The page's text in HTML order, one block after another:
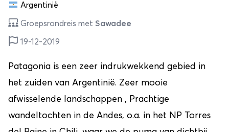
Argentinië
Groepsrondreis met Sawadee
19-12-2019
Patagonia is een zeer indrukwekkend gebied in
het zuiden van Argentinië. Zeer mooie
afwisselende landschappen , Prachtige
wandeltochten in de Andes, o.a. in het NP Torres